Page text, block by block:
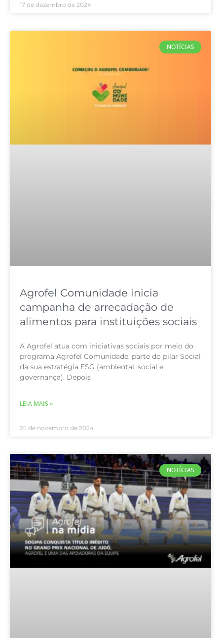
17 de dezembro de 2024
NOTÍCIAS
Agrofel Comunidade inicia
campanha de arrecadação de
alimentos para instituições sociais
A Agrofel atua com iniciativas sociais por meio do
programa Agrofel Comunidade, parte do pilar Social
da sua estratégia ESG (ambiental, social e
governança). Depois
LEIA MAIS »
25 de novembro de 2024
NOTÍCIAS